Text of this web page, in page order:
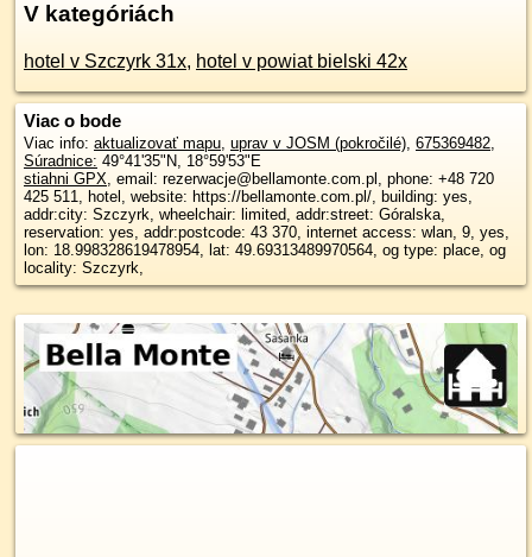
V kategóriách
hotel v Szczyrk 31x, hotel v powiat bielski 42x
Viac o bode
Viac info: aktualizovať mapu, uprav v JOSM (pokročilé), 675369482,
Súradnice: 49°41'35"N, 18°59'53"E
stiahni GPX, email: rezerwacje@bellamonte.com.pl, phone: +48 720
425 511, hotel, website: https://bellamonte.com.pl/, building: yes,
addr:city: Szczyrk, wheelchair: limited, addr:street: Góralska,
reservation: yes, addr:postcode: 43 370, internet access: wlan, 9, yes,
lon: 18.998328619478954, lat: 49.69313489970564, og type: place, og
locality: Szczyrk,